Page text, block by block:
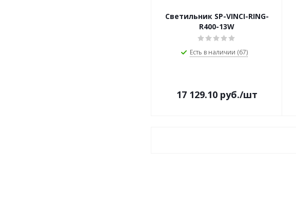
Светильник SP-VINCI-RING-
R400-13W
Есть в наличии (67)
17 129.10руб./шт